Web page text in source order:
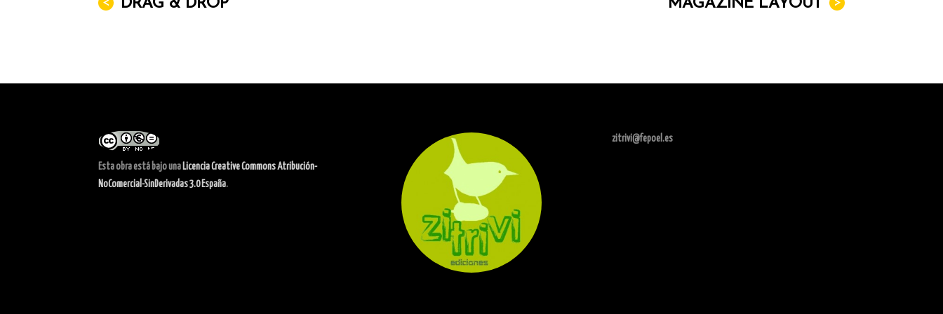
< DRAG & DROP >
MAGAZINE LAYOUT
Esta obra está bajo una Licencia Creative Commons Atribución-
NoComercial-SinDerivadas 3.0 España.
zitrivi@fepoel.es